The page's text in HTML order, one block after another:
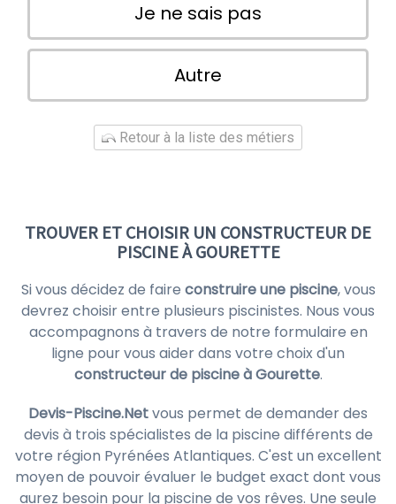
Je ne sais pas
Autre
Retour à la liste des métiers
TROUVER ET CHOISIR UN CONSTRUCTEUR DE
PISCINE À GOURETTE
Si vous décidez de faire construire une piscine, vous
devrez choisir entre plusieurs piscinistes. Nous vous
accompagnons à travers de notre formulaire en
ligne pour vous aider dans votre choix d'un
constructeur de piscine à Gourette.
Devis-Piscine.Netvous permet de demander des
devis à trois spécialistes de la piscine différents de
votre région Pyrénées Atlantiques. C'est un excellent
moyen de pouvoir évaluer le budget exact dont vous
aurez besoin pour la piscine de vos rêves. Une seule